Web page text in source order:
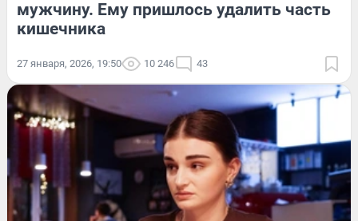
мужчину. Ему пришлось удалить часть
кишечника
27 января, 2026, 19:50 10 246 43